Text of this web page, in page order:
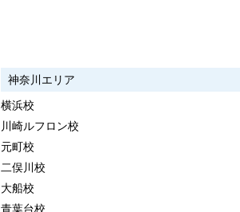
神奈川エリア
横浜校
川崎ルフロン校
元町校
二俣川校
大船校
青葉台校